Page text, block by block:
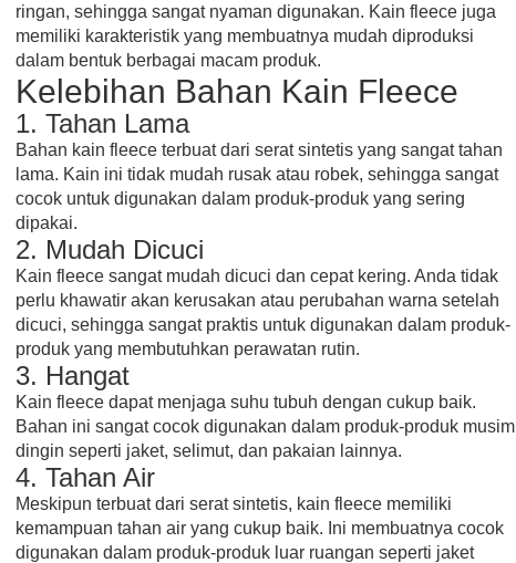
ringan, sehingga sangat nyaman digunakan. Kain fleece juga
memiliki karakteristik yang membuatnya mudah diproduksi
dalam bentuk berbagai macam produk.
Kelebihan Bahan Kain Fleece
1. Tahan Lama
Bahan kain fleece terbuat dari serat sintetis yang sangat tahan
lama. Kain ini tidak mudah rusak atau robek, sehingga sangat
cocok untuk digunakan dalam produk-produk yang sering
dipakai.
2. Mudah Dicuci
Kain fleece sangat mudah dicuci dan cepat kering. Anda tidak
perlu khawatir akan kerusakan atau perubahan warna setelah
dicuci, sehingga sangat praktis untuk digunakan dalam produk-
produk yang membutuhkan perawatan rutin.
3. Hangat
Kain fleece dapat menjaga suhu tubuh dengan cukup baik.
Bahan ini sangat cocok digunakan dalam produk-produk musim
dingin seperti jaket, selimut, dan pakaian lainnya.
4. Tahan Air
Meskipun terbuat dari serat sintetis, kain fleece memiliki
kemampuan tahan air yang cukup baik. Ini membuatnya cocok
digunakan dalam produk-produk luar ruangan seperti jaket